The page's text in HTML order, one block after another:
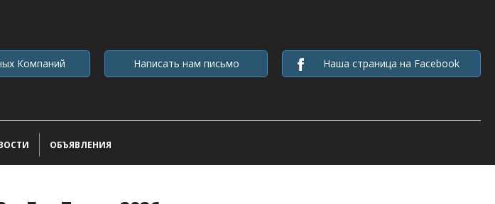
Компаний Написать нам письмо Наша страница на Facebook
ОБЪЯВЛЕНИЯ